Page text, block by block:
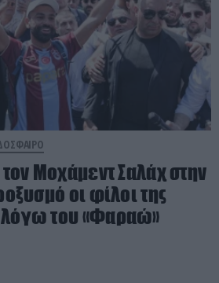
Μοχάμεντ Σαλάχ στην
οι φίλοι της
του «Φαραώ»